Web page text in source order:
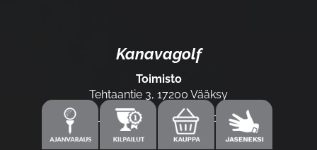
Kanavagolf
Toimisto
Tehtaantie 3, 17200 Vääksy
Laajemmat yhteystiedot